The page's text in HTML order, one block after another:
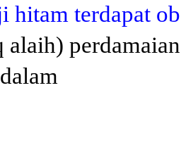
hitam terdapat
alaih)